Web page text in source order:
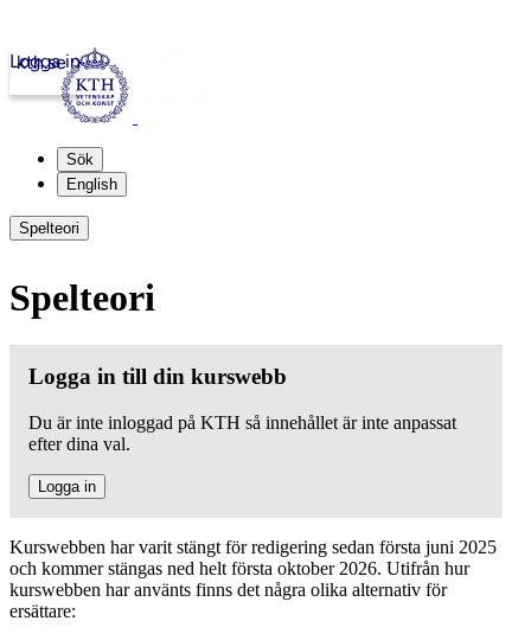
kth.se
Logga in
Sök
English
Spelteori
Spelteori
Logga in till din kurswebb
Du är inte inloggad på KTH så innehållet är inte anpassat
efter dina val.
Logga in
Kurswebben har varit stängt för redigering sedan första juni 2025
och kommer stängas ned helt första oktober 2026. Utifrån hur
kurswebben har använts finns det några olika alternativ för
ersättare: